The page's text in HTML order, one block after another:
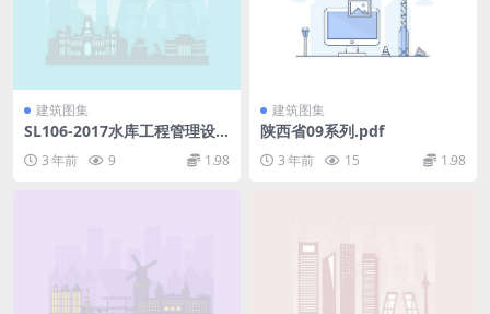
建筑图集
SL106-2017水库工程管理设
3 年前 9 1.98
建筑图集
陕西省09系列.pdf
3 年前 15 1.98